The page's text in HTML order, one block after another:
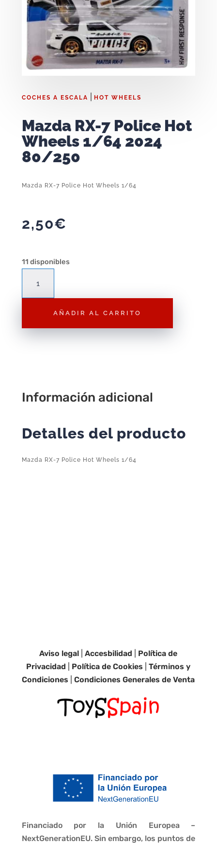
COCHES A ESCALA HOT WHEELS
Mazda RX-7 Police Hot
Wheels 1/64 2024
80/250
Mazda RX-7 Police Hot Wheels 1/64
2,50€
11 disponibles
Hot
cantidad
AÑADIR AL CARRITO
Información adicional
Detalles del producto
Mazda RX-7 Police Hot Wheels 1/64
Aviso legal |Accesbilidad
Política de
Privacidad
Política de Cookies |Términos y
Condiciones |Condiciones Generales de Venta
Financiado por la Unión Europea –
NextGenerationEU. Sin embargo, los puntos de